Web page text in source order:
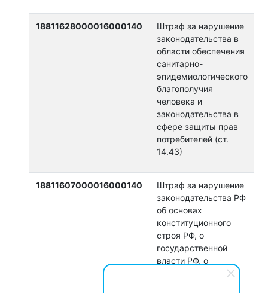
18811628000016000140
Штраф за нарушение
законодательства в
области обеспечения
санитарно-
эпидемиологического
благополучия
человека и
законодательства в
сфере защиты прав
потребителей (ст.
14.43)
18811607000016000140
Штраф за нарушение
законодательства РФ
об основах
конституционного
строя РФ, о
государственной
власти РФ, о